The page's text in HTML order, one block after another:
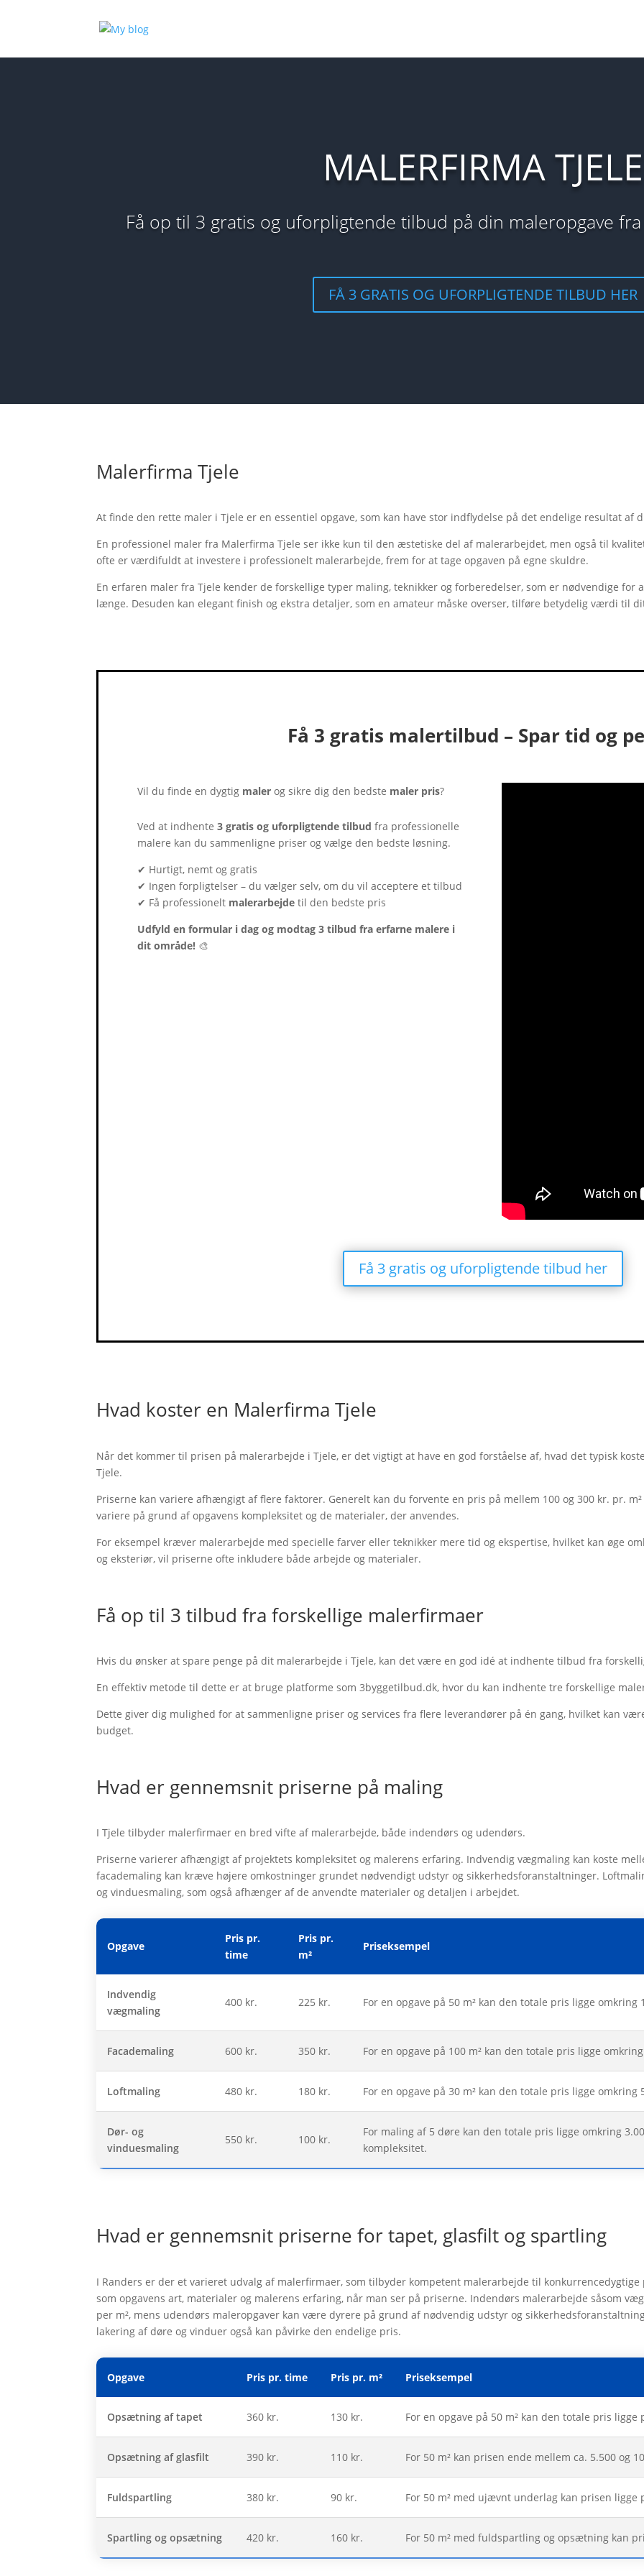
MALERFIRMA TJELE
Få op til 3 gratis og uforpligtende tilbud på din maleropgave
FÅ 3 GRATIS OG UFORPLIGTENDE TILBUD HER
Malerfirma Tjele
At finde den rette maler i Tjele er en essentiel opgave, som kan have stor indflydelse på det endelige resultat af
En professionel maler fra Malerfirma Tjele ser ikke kun til den æstetiske del af malerarbejdet, men også til
ofte er værdifuldt at investere i professionelt malerarbejde, frem for at tage opgaven på egne skuldre.
En erfaren maler fra Tjele kender de forskellige typer maling, teknikker og forberedelser, som er nødvendige for
længe. Desuden kan elegant finish og ekstra detaljer, som en amateur måske overser, tilføre betydelig værdi til
Få 3 gratis malertilbud – Spar tid og
Vil du finde en dygtig malerog sikre dig den bedste maler pris?
Ved at indhente 3 gratis og uforpligtende tilbud fra professionelle
malere kan du sammenligne priser og vælge den bedste løsning.
✔ Hurtigt, nemt og gratis
✔ Ingen forpligtelser – du vælger selv, om du vil acceptere et tilbud
✔ Få professionelt malerarbejdetil den bedste pris
Udfyld en formular i dag og modtag 3 tilbud fra erfarne malere i
dit område!🎨
Få 3 gratis og uforpligtende tilbud her
Hvad koster en Malerfirma Tjele
Når det kommer til prisen på malerarbejde i Tjele, er det vigtigt at have en god forståelse af, hvad det typisk
Tjele.
Priserne kan variere afhængigt af flere faktorer. Generelt kan du forvente en pris på mellem 100 og 300 kr. pr.
variere på grund af opgavens kompleksitet og de materialer, der anvendes.
For eksempel kræver malerarbejde med specielle farver eller teknikker mere tid og ekspertise, hvilket kan øge
og eksteriør, vil priserne ofte inkludere både arbejde og materialer.
Få op til 3 tilbud fra forskellige malerfirmaer
Hvis du ønsker at spare penge på dit malerarbejde i Tjele, kan det være en god idé at indhente tilbud fra
En effektiv metode til dette er at bruge platforme som 3byggetilbud.dk, hvor du kan indhente tre forskellige
Dette giver dig mulighed for at sammenligne priser og services fra flere leverandører på én gang, hvilket kan
budget.
Hvad er gennemsnit priserne på maling
I Tjele tilbyder malerfirmaer en bred vifte af malerarbejde, både indendørs og udendørs.
Priserne varierer afhængigt af projektets kompleksitet og malerens erfaring. Indvendig vægmaling kan koste
facademaling kan kræve højere omkostninger grundet nødvendigt udstyr og sikkerhedsforanstaltninger.
og vinduesmaling, som også afhænger af de anvendte materialer og detaljen i arbejdet.
Opgave
Pris pr.
time
Pris pr.
m²
Priseksempel
Indvendig
vægmaling
400 kr. 225 kr. For en opgave på 50 m² kan den totale pris ligge omkring
Facademaling 600 kr. 350 kr. For en opgave på 100 m² kan den totale pris ligge
Loftmaling 480 kr. 180 kr. For en opgave på 30 m² kan den totale pris ligge omkring
Dør- og
vinduesmaling
550 kr. 100 kr.
For maling af 5 døre kan den totale pris ligge omkring
kompleksitet.
Hvad er gennemsnit priserne for tapet, glasfilt og spartling
I Randers er der et varieret udvalg af malerfirmaer, som tilbyder kompetent malerarbejde til
som opgavens art, materialer og malerens erfaring, når man ser på priserne. Indendørs malerarbejde såsom
per m², mens udendørs maleropgaver kan være dyrere på grund af nødvendig udstyr og
lakering af døre og vinduer også kan påvirke den endelige pris.
Opgave Pris pr. time Pris pr. m² Priseksempel
Opsætning af tapet 360 kr. 130 kr. For en opgave på 50 m² kan den totale pris
Opsætning af glasfilt 390 kr. 110 kr. For 50 m² kan prisen ende mellem ca. 5.500 og
Fuldspartling 380 kr. 90 kr. For 50 m² med ujævnt underlag kan prisen ligge
Spartling og opsætning 420 kr. 160 kr. For 50 m² med fuldspartling og opsætning kan